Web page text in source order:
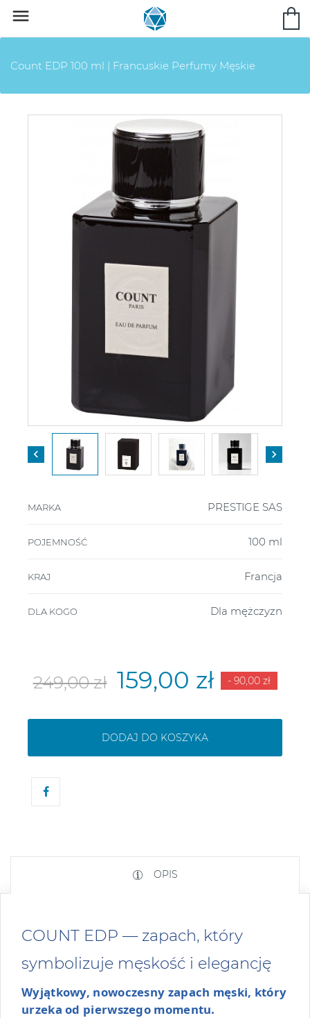

Count EDP 100 ml | Francuskie Perfumy Męskie
 
MARKA PRESTIGE SAS
POJEMNOŚĆ 100 ml
KRAJ Francja
DLA KOGO Dla mężczyzn
249,00 zł 159,00 zł - 90,00 zł
DODAJ DO KOSZYKA
OPIS
COUNT EDP — zapach, który
symbolizuje męskość i elegancję
Wyjątkowy, nowoczesny zapach męski, który
urzeka od pierwszego momentu.